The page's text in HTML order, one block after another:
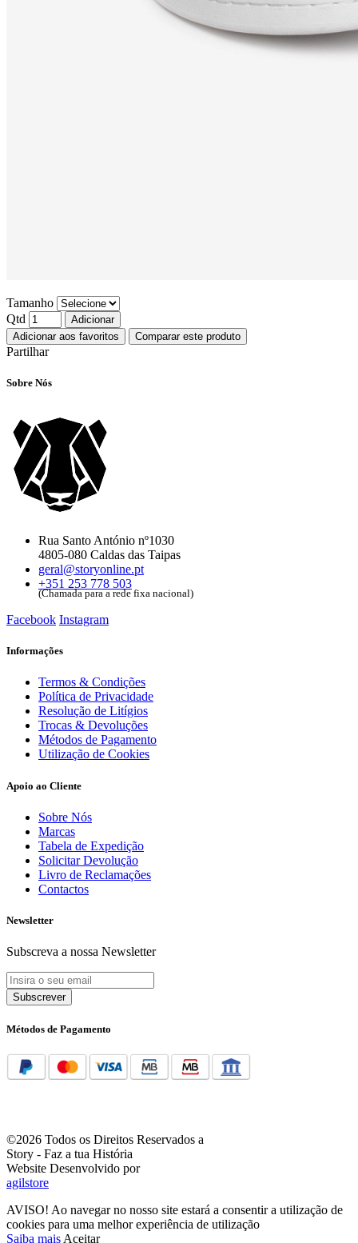
Tamanho
Qtd
Adicionar
Adicionar aos favoritos
Comparar este produto
Partilhar
Sobre Nós
Rua Santo António nº1030
4805-080 Caldas das Taipas
geral@storyonline.pt
+351 253 778 503
(Chamada para a rede fixa nacional)
Facebook Instagram
Informações
Termos & Condições
Política de Privacidade
Resolução de Litígios
Trocas & Devoluções
Métodos de Pagamento
Utilização de Cookies
Apoio ao Cliente
Sobre Nós
Marcas
Tabela de Expedição
Solicitar Devolução
Livro de Reclamações
Contactos
Newsletter
Subscreva a nossa Newsletter
Subscrever
Métodos de Pagamento
©2026 Todos os Direitos Reservados a
Story - Faz a tua História
Website Desenvolvido por
agilstore
AVISO! Ao navegar no nosso site estará a consentir a utilização de
cookies para uma melhor experiência de utilização
Saiba maisAceitar